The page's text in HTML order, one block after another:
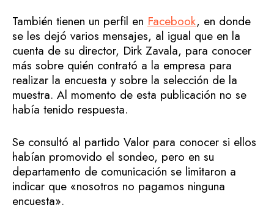
También tienen un perfil en Facebook, en donde
se les dejó varios mensajes, al igual que en la
cuenta de su director, Dirk Zavala, para conocer
más sobre quién contrató a la empresa para
realizar la encuesta y sobre la selección de la
muestra. Al momento de esta publicación no se
había tenido respuesta.
Se consultó al partido Valor para conocer si ellos
habían promovido el sondeo, pero en su
departamento de comunicación se limitaron a
indicar que «nosotros no pagamos ninguna
encuesta».